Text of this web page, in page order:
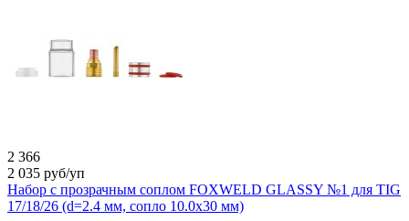
2 366
2 035 руб/уп
Набор с прозрачным соплом FOXWELD GLASSY №1 для TIG
17/18/26 (d=2.4 мм, сопло 10.0х30 мм)